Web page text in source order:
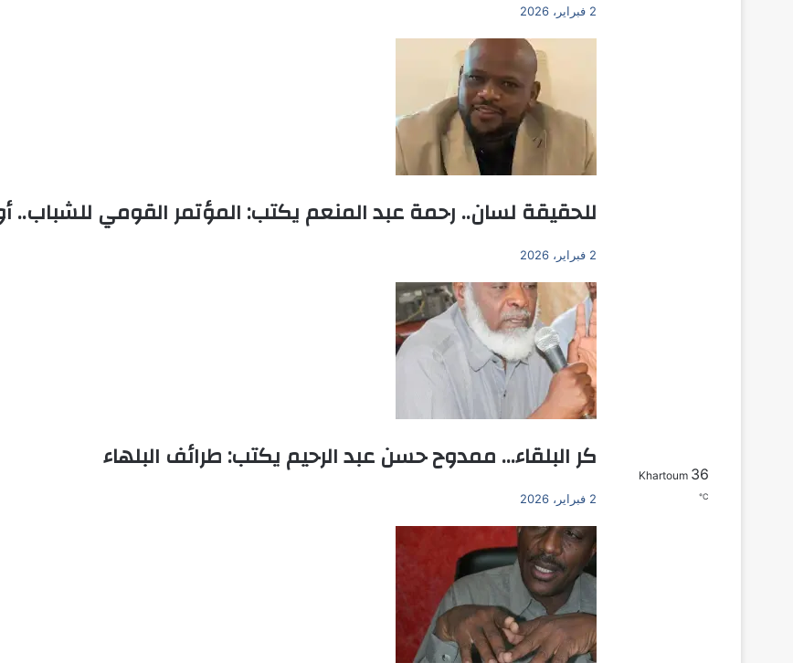
Khartoum 36
℃
2 فبراير، 2026
للحقيقة لسان.. رحمة عبد المنعم يكتب: المؤتمر القومي للشباب..
2 فبراير، 2026
كر البلقاء… ممدوح حسن عبد الرحيم يكتب: طرائف البلهاء
2 فبراير، 2026